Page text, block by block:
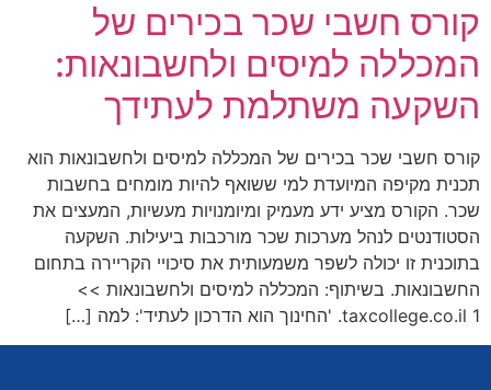
קורס חשבי שכר בכירים של
המכללה למיסים ולחשבונאות:
השקעה משתלמת לעתידך
קורס חשבי שכר בכירים של המכללה למיסים ולחשבונאות הוא
תכנית מקיפה המיועדת למי ששואף להיות מומחים בחשבות
שכר. הקורס מציע ידע מעמיק ומיומנויות מעשיות, המעצים את
הסטודנטים לנהל מערכות שכר מורכבות ביעילות. השקעה
בתוכנית זו יכולה לשפר משמעותית את סיכויי הקריירה בתחום
החשבונאות. בשיתוף: המכללה למיסים ולחשבונאות >>
taxcollege.co.il 1. 'החינוך הוא הדרכון לעתיד': למה […]